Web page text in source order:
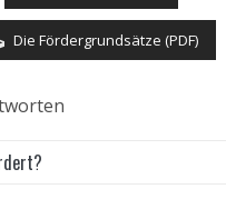
Die Fördergrundsätze (PDF)